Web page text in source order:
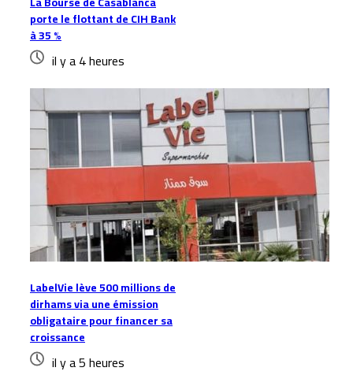
porte le flottant de CIH Bank
à 35 %
il y a 4 heures
LabelVie lève 500 millions de
dirhams via une émission
obligataire pour financer sa
croissance
il y a 5 heures